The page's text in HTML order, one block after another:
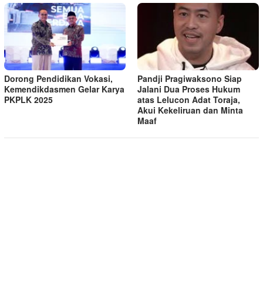
Dorong Pendidikan Vokasi,
Kemendikdasmen Gelar Karya
PKPLK 2025
Pandji Pragiwaksono Siap
Jalani Dua Proses Hukum
atas Lelucon Adat Toraja,
Akui Kekeliruan dan Minta
Maaf